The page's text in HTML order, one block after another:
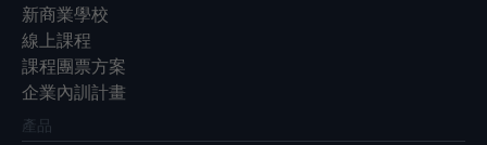
新商業學校
線上課程
課程團票方案
企業內訓計畫
產品